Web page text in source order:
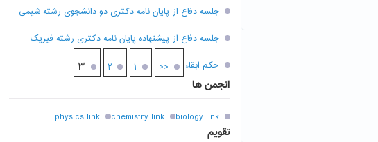
جلسه دفاع از پایان نامه دکتری دو دانشجوی رشته شیمی
جلسه دفاع از پیشنهاده پایان نامه دکتری رشته فیزیک
حکم ابقاء
<< ۱ ۲ ۳
انجمن ها
biology link
chemistry link
physics link
تقویم